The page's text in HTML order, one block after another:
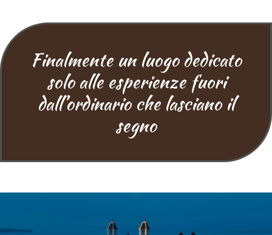
Finalmente un luogo dedicato
solo alle esperienze fuori
dall’ordinario che lasciano il
segno